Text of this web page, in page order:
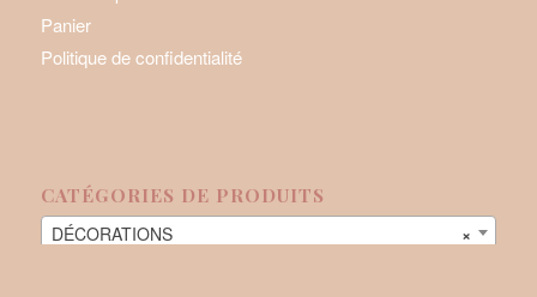
Panier
Politique de confidentialité
CATÉGORIES DE PRODUITS
×
DÉCORATIONS